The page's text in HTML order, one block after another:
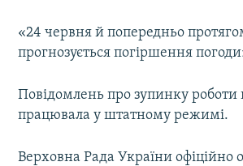
«24 червня й попередньо
прогнозується погіршення
Повідомлень про зупинку роботи
працювала у штатному режимі.
Верховна Рада України офіційно